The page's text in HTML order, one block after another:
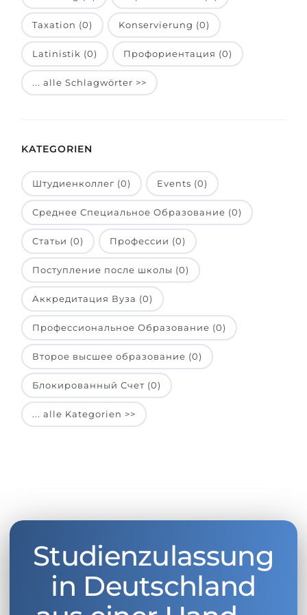
Unsere Studierenden werden
BERATUNG!
Belarus
Anderes Land
BERATUNG BUCHEN
Taxation (0) Konservierung (0)
Latinistik (0) Профориентация (0)
... alle Schlagwörter >>
KATEGORIEN
Штудиенколлег (0) Events (0)
Среднее Специальное Образование (0)
Статьи (0) Профессии (0)
Поступление после школы (0)
Аккредитация Вуза (0)
Профессиональное Образование (0)
Второе высшее образование (0)
Блокированный Счет (0)
... alle Kategorien >>
Studienzulassung
in Deutschland